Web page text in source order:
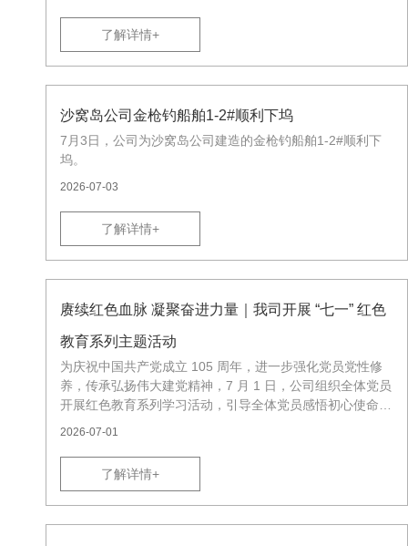
了解详情+
沙窝岛公司金枪钓船舶1-2#顺利下坞
7月3日，公司为沙窝岛公司建造的金枪钓船舶1-2#顺利下
坞。
2026-07-03
了解详情+
赓续红色血脉 凝聚奋进力量｜我司开展 “七一” 红色
教育系列主题活动
为庆祝中国共产党成立 105 周年，进一步强化党员党性修
养，传承弘扬伟大建党精神，7 月 1 日，公司组织全体党员
开展红色教育系列学习活动，引导全体党员感悟初心使命，
2026-07-01
了解详情+